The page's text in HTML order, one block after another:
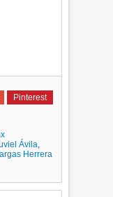
Pinterest
Ávila,
Herrera